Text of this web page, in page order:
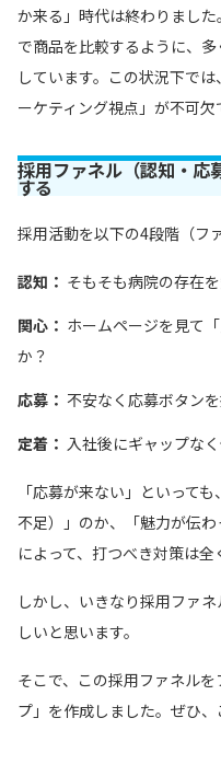
か来る」時代は終わりまし
で商品を比較するように、
しています。この状況下で
ーケティング視点」が不可欠
採用ファネル（認知・応
する
採用活動を以下の4段階（フ
認知： そもそも病院の存在
関心： ホームページを見て
か？
応募： 不安なく応募ボタン
定着： 入社後にギャップな
「応募が来ない」といって
不足）」のか、「魅力が伝
によって、打つべき対策は全
しかし、いきなり採用ファ
しいと思います。
そこで、この採用ファネル
プ」を作成しました。ぜひ、